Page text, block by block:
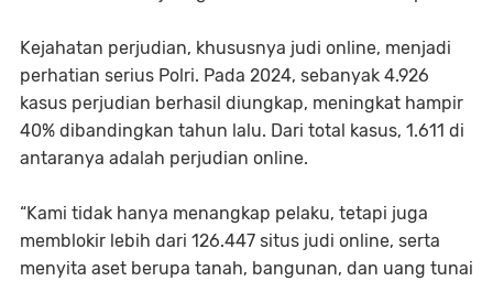
Kejahatan perjudian, khususnya judi online, menjadi
perhatian serius Polri. Pada 2024, sebanyak 4.926
kasus perjudian berhasil diungkap, meningkat hampir
40% dibandingkan tahun lalu. Dari total kasus, 1.611 di
antaranya adalah perjudian online.
“Kami tidak hanya menangkap pelaku, tetapi juga
memblokir lebih dari 126.447 situs judi online, serta
menyita aset berupa tanah, bangunan, dan uang tunai